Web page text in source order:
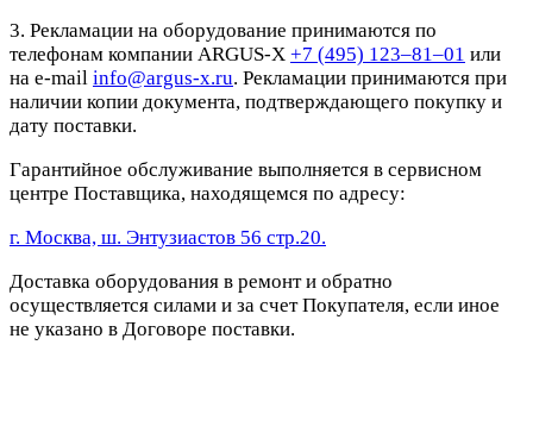
3. Рекламации на оборудование принимаются по
телефонам компании ARGUS-X +7 (495) 123–81–01 или
на e-mail info@argus-x.ru. Рекламации принимаются при
наличии копии документа, подтверждающего покупку и
дату поставки.
Гарантийное обслуживание выполняется в сервисном
центре Поставщика, находящемся по адресу:
г. Москва, ш. Энтузиастов 56 стр.20.
Доставка оборудования в ремонт и обратно
осуществляется силами и за счет Покупателя, если иное
не указано в Договоре поставки.